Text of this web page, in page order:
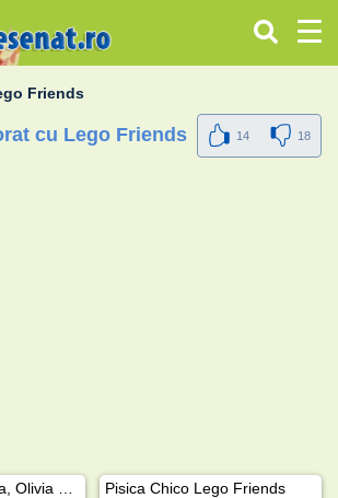
Friends
cu Lego Friends 14 18
Pisica Chico Lego Friends